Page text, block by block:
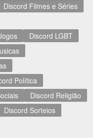
Discord Filmes e Séries
Discord LGBT
Política
Discord Religião
Discord Sorteios